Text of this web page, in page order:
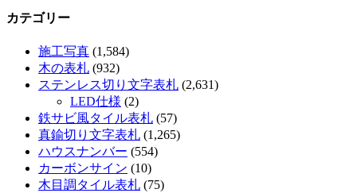
カテゴリー
施工写真 (1,584)
木の表札 (932)
ステンレス切り文字表札 (2,631)
LED仕様 (2)
鉄サビ風タイル表札 (57)
真鍮切り文字表札 (1,265)
ハウスナンバー (554)
カーボンサイン (10)
木目調タイル表札 (75)